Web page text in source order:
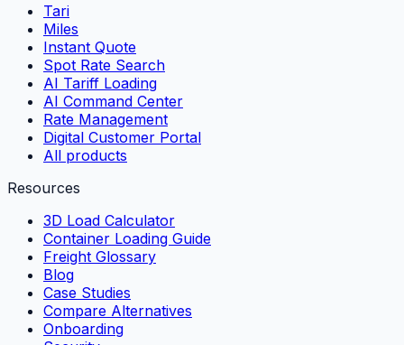
Tari
Miles
Instant Quote
Spot Rate Search
AI Tariff Loading
AI Command Center
Rate Management
Digital Customer Portal
All products
Resources
3D Load Calculator
Container Loading Guide
Freight Glossary
Blog
Case Studies
Compare Alternatives
Onboarding